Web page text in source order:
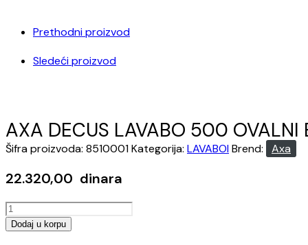
Prethodni proizvod
Sledeći proizvod
AXA DECUS LAVABO 500 OVALNI
Šifra proizvoda: 8510001Kategorija: LAVABOIBrend: Axa
22.320,00 dinara
AXA
DECUS
Dodaj u korpu